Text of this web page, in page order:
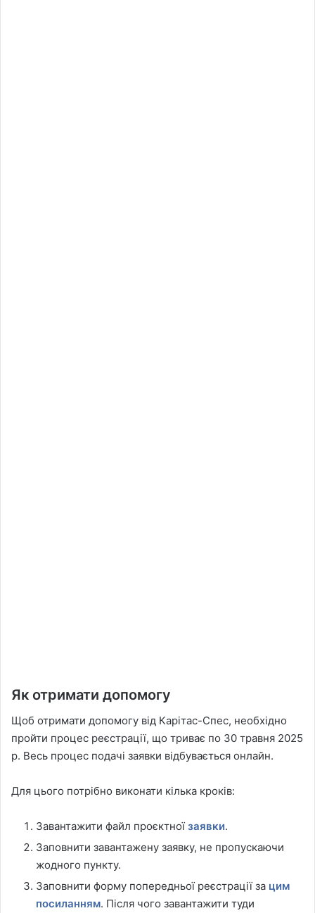
Як отримати допомогу
Щоб отримати допомогу від Карітас-Спес, необхідно
пройти процес реєстрації, що триває по 30 травня 2025
р. Весь процес подачі заявки відбувається онлайн.
Для цього потрібно виконати кілька кроків:
Завантажити файл проєктної заявки.
Заповнити завантажену заявку, не пропускаючи
жодного пункту.
Заповнити форму попередньої реєстрації за цим
посиланням. Після чого завантажити туди